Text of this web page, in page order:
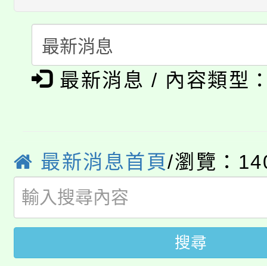
代理(課)教師甄選結果(
公告本校115學年度第
代理(課)教師甄選結果(
轉知中國文化大學推廣
《TA101》溝通分析基
系所師生報名參加。
淨零綠生活教案入校路
學籍身 分審查程序及
版
淨零綠領人才培育課程
公告本校115學年度第
代理(課)教師甄選結果(
「2026金融保險知識
車」活動
桃園市115學年度學生
最新消息 / 內容類型
最新消息首頁/瀏覽：
搜尋